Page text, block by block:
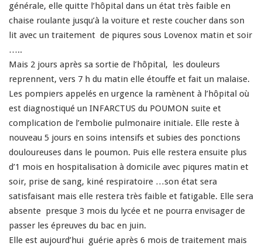
générale, elle quitte l’hôpital dans un état très faible en
chaise roulante jusqu’à la voiture et reste coucher dans son
lit avec un traitement de piqures sous Lovenox matin et soir
…..
Mais 2 jours après sa sortie de l’hôpital, les douleurs
reprennent, vers 7 h du matin elle étouffe et fait un malaise.
Les pompiers appelés en urgence la ramènent à l’hôpital où
est diagnostiqué un INFARCTUS du POUMON suite et
complication de l’embolie pulmonaire initiale. Elle reste à
nouveau 5 jours en soins intensifs et subies des ponctions
douloureuses dans le poumon. Puis elle restera ensuite plus
d’1 mois en hospitalisation à domicile avec piqures matin et
soir, prise de sang, kiné respiratoire …son état sera
satisfaisant mais elle restera très faible et fatigable. Elle sera
absente presque 3 mois du lycée et ne pourra envisager de
passer les épreuves du bac en juin.
Elle est aujourd’hui guérie après 6 mois de traitement mais